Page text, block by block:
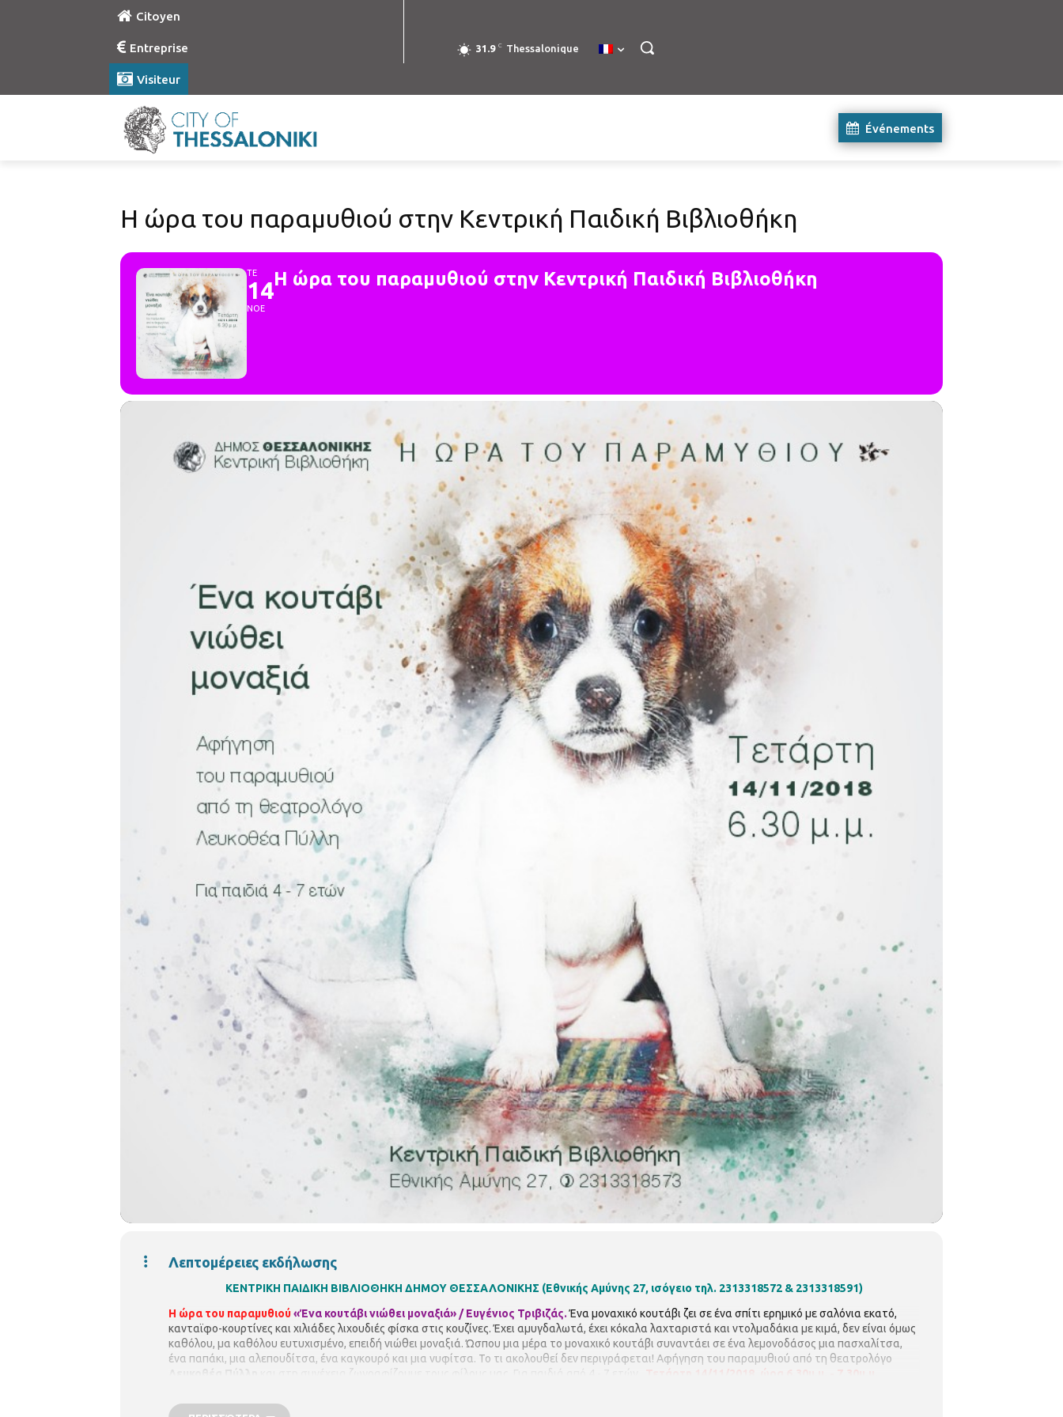
Citoyen
Entreprise
Visiteur
31.9 C Thessalonique
Événements
Η ώρα του παραμυθιού στην Κεντρική Παιδική Βιβλιοθήκη
ΤΕ
14
ΝΟΕ
Η ώρα του παραμυθιού στην Κεντρική Παιδική Βιβλιοθήκη
Λεπτομέρειες εκδήλωσης
ΚΕΝΤΡΙΚΗ ΠΑΙΔΙΚΗ ΒΙΒΛΙΟΘΗΚΗ ΔΗΜΟΥ ΘΕΣΣΑΛΟΝΙΚΗΣ (Εθνικής Αμύνης 27, ισόγειο τηλ. 2313318572 & 2313318591)
Η ώρα του παραμυθιού«Ένα κουτάβι νιώθει μοναξιά» / Ευγένιος Τριβιζάς. Ένα μοναχικό κουτάβι ζει σε ένα σπίτι ερημικό με σαλόνια εκατό,
κανταϊφο-κουρτίνες και χιλιάδες λιχουδιές φίσκα στις κουζίνες.Έχει αμυγδαλωτά, έχει κόκαλα λαχταριστά και ντολμαδάκια με κιμά, δεν είναι όμως
καθόλου, μα καθόλου ευτυχισμένο, επειδή νιώθει μοναξιά. Ώσπου μια μέρα το μοναχικό κουτάβι συναντάει σε ένα λεμονοδάσος μια πασχαλίτσα,
ένα παπάκι, μια αλεπουδίτσα, ένα καγκουρό και μια νυφίτσα. Το τι ακολουθεί δεν περιγράφεται! Αφήγηση του παραμυθιού από τη θεατρολόγο
Λευκοθέα Πύλλη
και στη συνέχεια ζωγραφίζουμε τους φίλους μας. Τετάρτη 14/11/2018, ώρα 6.30μ.μ. - 7.30μ.μ.